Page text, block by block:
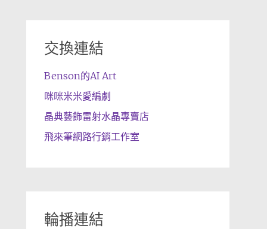
交換連結
Benson的AI Art
咪咪米米愛編劇
晶典藝飾雷射水晶專賣店
飛來筆網路行銷工作室
輪播連結